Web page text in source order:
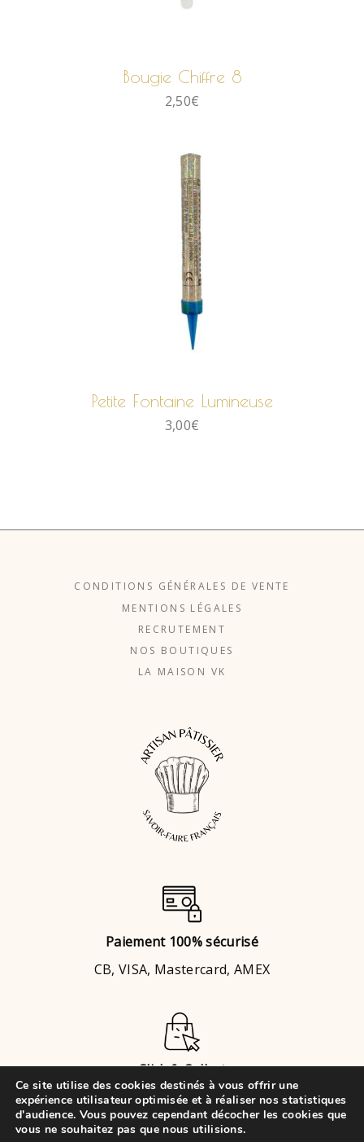
Bougie Chiffre 8
2,50€
Petite Fontaine Lumineuse
3,00€
CONDITIONS GÉNÉRALES DE VENTE
MENTIONS LÉGALES
RECRUTEMENT
NOS BOUTIQUES
LA MAISON VK
Paiement 100% sécurisé
CB, VISA, Mastercard, AMEX
Click & Collect
BrignaisouChaponost
Ce site utilise des cookies destinés à vous offrir une
expérience utilisateur optimisée et à réaliser nos statistiques
d'audience. Vous pouvez cependant décocher les cookies que
vous ne souhaitez pas que nous utilisions.